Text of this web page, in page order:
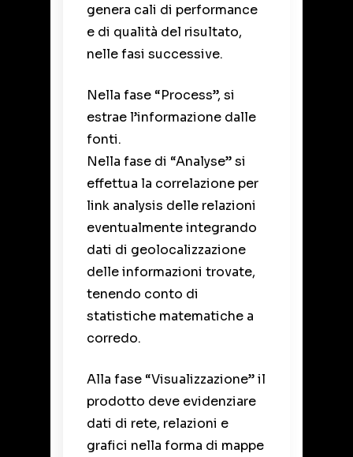
genera cali di performance
e di qualità del risultato,
nelle fasi successive.
Nella fase “Process”, si
estrae l’informazione dalle
fonti.
Nella fase di “Analyse” si
effettua la correlazione per
link analysis delle relazioni
eventualmente integrando
dati di geolocalizzazione
delle informazioni trovate,
tenendo conto di
statistiche matematiche a
corredo.
Alla fase “Visualizzazione” il
prodotto deve evidenziare
dati di rete, relazioni e
grafici nella forma di mappe